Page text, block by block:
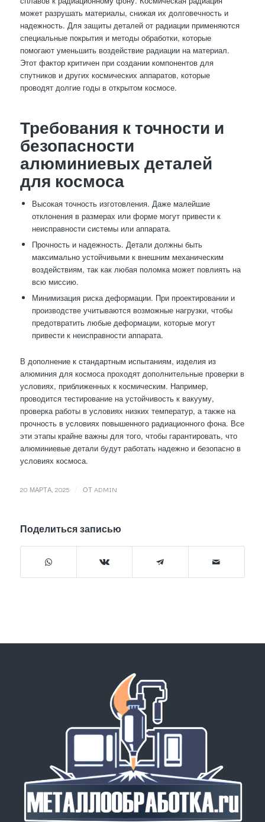
может разрушать материалы, снижая их долговечность и
надежность. Для защиты деталей от радиации применяются
специальные покрытия и методы обработки, которые
помогают уменьшить воздействие радиации на материал.
Этот фактор критичен при создании компонентов для
спутников и других космических аппаратов, которые
проводят долгие годы в открытом космосе.
Требования к точности и
безопасности
алюминиевых деталей
для космоса
Высокая точность изготовления. Даже малейшие
отклонения в размерах или форме могут привести к
неисправности системы или аппарата.
Прочность и надежность. Детали должны быть
максимально устойчивыми к внешним механическим
воздействиям, так как любая поломка может повлиять на
всю миссию.
Минимизация риска деформации. При проектировании и
производстве учитываются возможные нагрузки, чтобы
предотвратить любые деформации, которые могут
привести к неисправности аппарата.
В дополнение к стандартным испытаниям, изделия из
алюминия для космоса проходят дополнительные проверки в
условиях, приближенных к космическим. Например,
проводится тестирование на устойчивость к вакууму,
проверка работы в условиях низких температур, а также на
прочность в условиях повышенного радиационного фона. Все
эти этапы крайне важны для того, чтобы гарантировать, что
алюминиевые детали будут работать надежно и безопасно в
условиях космоса.
20 МАРТА, 2025 ОТ ADMIN
Поделиться записью